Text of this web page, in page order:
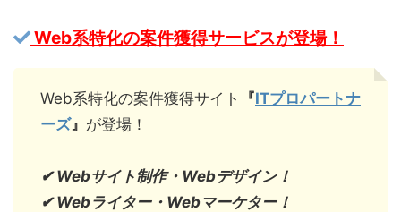
Web系特化の案件獲得サービスが登場！
Web系特化の案件獲得サイト 『ITプロパートナ
ーズ』 が登場！
✔︎ Webサイト制作・Webデザイン！
✔︎ Webライター・Webマーケター！